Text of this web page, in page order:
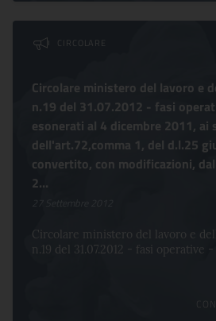
CIRCOLARE
Circolare ministero del lavoro e
n.19 del 31.07.2012 - fasi
esonerati al 4 dicembre 2011, ai
dell'art.72,comma 1, del d.l.25
convertito, con modificazioni,
2...
27 Settembre 2012
Circolare ministero del lavoro e
n.19 del 31.07.2012 - fasi operative -